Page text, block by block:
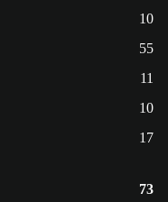
10
55
11
10
17
73